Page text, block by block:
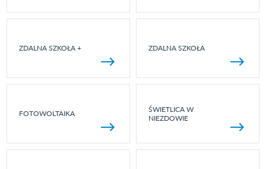
ZDALNA SZKOŁA + ZDALNA SZKOŁA
FOTOWOLTAIKA
ŚWIETLICA W
NIEZDOWIE